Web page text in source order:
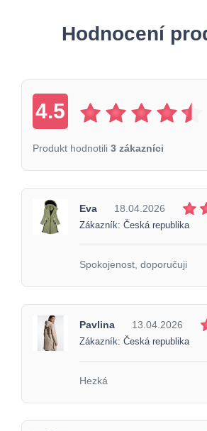
Hodnocení
4.5
Produkt hodnotili 3 zákazníci
Eva 18.04.2026
Zákazník: Česká republika
Spokojenost, doporučuji
Pavlina 13.04.2026
Zákazník: Česká republika
Hezká